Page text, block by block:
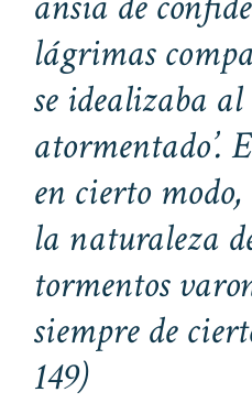
lágrimas
se idealizaba al
atormentado’.
en cierto modo,
la naturaleza
tormentos
siempre de
149)